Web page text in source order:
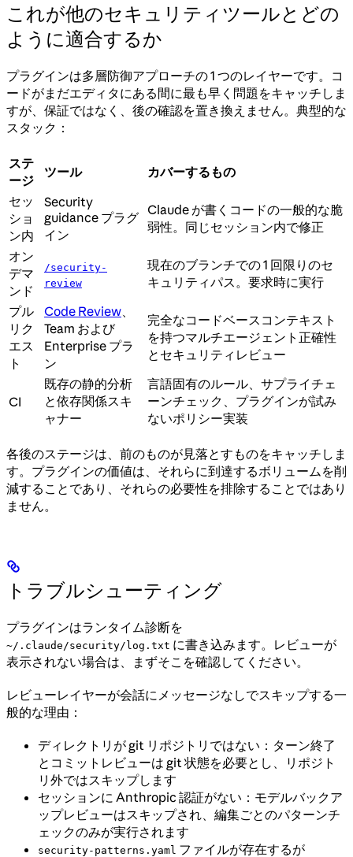
これが他のセキュリティツールとどの
ように適合するか
プラグインは多層防御アプローチの 1 つのレイヤーです。コ
ードがまだエディタにある間に最も早く問題をキャッチしま
すが、保証ではなく、後の確認を置き換えません。典型的な
スタック：
ステ
ージ
ツール
カバーするもの
セッ
ショ
ン内
Security
guidance プラグ
イン
Claude が書くコードの一般的な脆
弱性。同じセッション内で修正
オン
デマ
ンド
/security-
review
現在のブランチでの 1 回限りのセ
キュリティパス。要求時に実行
プル
リク
エス
ト
Code Review
Team および
Enterprise プラ
ン
完全なコードベースコンテキスト
を持つマルチエージェント正確性
とセキュリティレビュー
CI
既存の静的分析
と依存関係スキ
ャナー
言語固有のルール、サプライチェ
ーンチェック、プラグインが試み
ないポリシー実装
各後のステージは、前のものが見落とすものをキャッチしま
す。プラグインの価値は、それらに到達するボリュームを削
減することであり、それらの必要性を排除することではあり
ません。
トラブルシューティング
プラグインはランタイム診断を
~/.claude/security/log.txt に書き込みます。レビューが
表示されない場合は、まずそこを確認してください。
レビューレイヤーが会話にメッセージなしでスキップする一
般的な理由：
ディレクトリが git リポジトリではない：ターン終了
とコミットレビューは git 状態を必要とし、リポジト
リ外ではスキップします
セッションに Anthropic 認証がない：モデルバックア
ップレビューはスキップされ、編集ごとのパターンチ
ェックのみが実行されます
security-patterns.yaml ファイルが存在するが